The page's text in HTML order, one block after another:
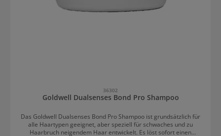
36302
Goldwell Dualsenses Bond Pro Shampoo
Das Goldwell Dualsenses Bond Pro Shampoo ist grundsätzlich für
alle Haartypen geeignet, aber speziell für schwaches und zu
Haarbruch neigendem Haar entwickelt. Es löst sofort einen